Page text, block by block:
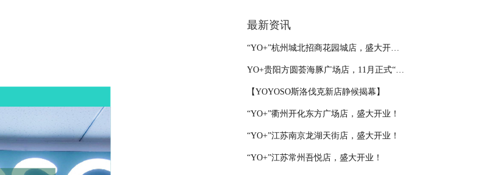
最新资讯
“YO+”杭州城北招商花园城店，盛大开业！
YO+贵阳方圆荟海豚广场店，11月正式“开闸放鱼”！
【YOYOSO斯洛伐克新店静候揭幕】
“YO+”衢州开化东方广场店，盛大开业！
“YO+”江苏南京龙湖天街店，盛大开业！
“YO+”江苏常州吾悦店，盛大开业！